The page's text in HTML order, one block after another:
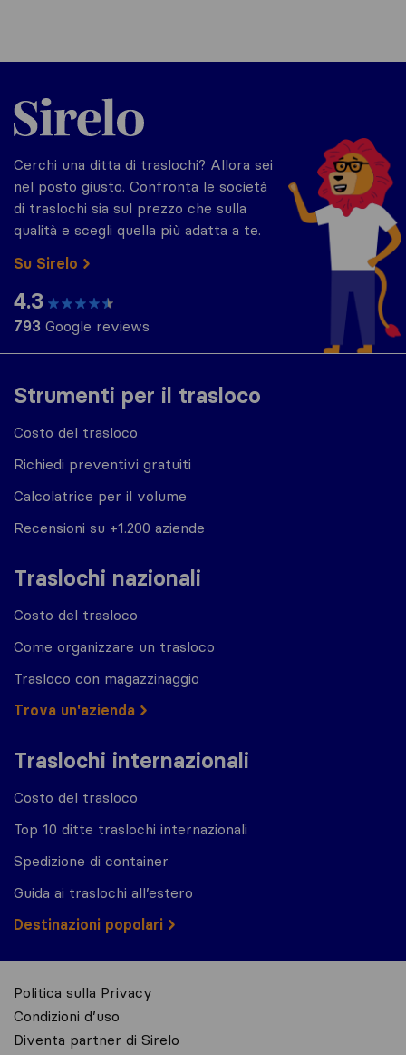
Strumenti per il trasloco
Costo del trasloco
Richiedi preventivi gratuiti
Calcolatrice per il volume
Recensioni su +1.200 aziende
Traslochi nazionali
Costo del trasloco
Come organizzare un trasloco
Trasloco con magazzinaggio
Trova un'azienda
Traslochi internazionali
Costo del trasloco
Top 10 ditte traslochi internazionali
Spedizione di container
Guida ai traslochi all’estero
Destinazioni popolari
Sirelo.it
Cerchi una ditta di traslochi? Allora sei
nel posto giusto. Confronta le società
di traslochi sia sul prezzo che sulla
qualità e scegli quella più adatta a te.
Su Sirelo
4.3
793 Google reviews
Politica sulla Privacy
Condizioni d’uso
Diventa partner di Sirelo